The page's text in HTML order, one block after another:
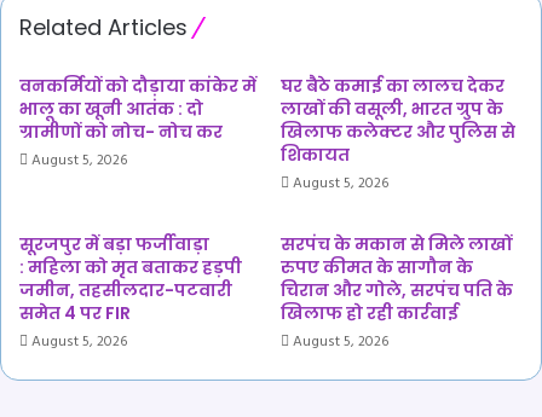
Related Articles
वनकर्मियों को दौड़ाया कांकेर में
भालू का खूनी आतंक : दो
ग्रामीणों को नोच- नोच कर
August 5, 2026
घर बैठे कमाई का लालच देकर
लाखों की वसूली, भारत ग्रुप के
खिलाफ कलेक्टर और पुलिस से
शिकायत
August 5, 2026
सूरजपुर में बड़ा फर्जीवाड़ा
: महिला को मृत बताकर हड़पी
जमीन, तहसीलदार-पटवारी
समेत 4 पर FIR
August 5, 2026
सरपंच के मकान से मिले लाखों
रुपए कीमत के सागौन के
चिरान और गोले, सरपंच पति के
खिलाफ हो रही कार्रवाई
August 5, 2026